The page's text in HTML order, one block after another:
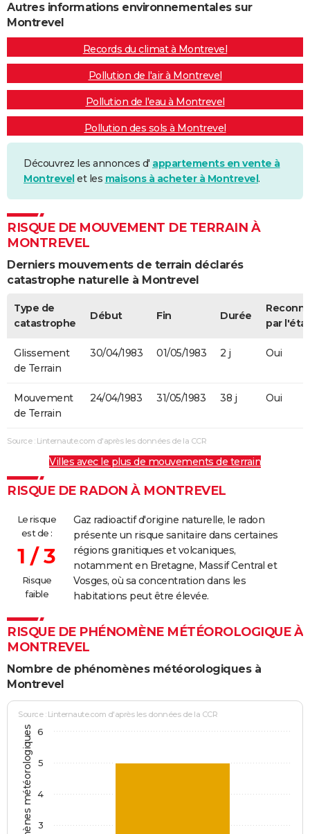
Autres informations environnementales sur
Montrevel
Records du climat à Montrevel
Pollution de l'air à Montrevel
Pollution de l'eau à Montrevel
Pollution des sols à Montrevel
Découvrez les annonces d' appartements en vente à
Montrevel et les maisons à acheter à Montrevel.
RISQUE DE MOUVEMENT DE TERRAIN À
MONTREVEL
Derniers mouvements de terrain déclarés
catastrophe naturelle à Montrevel
Type de
catastrophe
Début Fin Durée
par l'état
Glissement
de Terrain
30/04/1983 01/05/1983 2 j Oui
Mouvement
de Terrain
24/04/1983 31/05/1983 38 j Oui
Source : Linternaute.com d'après les données de la CCR
Villes avec le plus de mouvements de terrain
RISQUE DE RADON À MONTREVEL
Le risque
est de :
1 / 3
Risque
faible
Gaz radioactif d'origine naturelle, le radon
présente un risque sanitaire dans certaines
régions granitiques et volcaniques,
notamment en Bretagne, Massif Central et
Vosges, où sa concentration dans les
habitations peut être élevée.
RISQUE DE PHÉNOMÈNE MÉTÉOROLOGIQUE À
MONTREVEL
Nombre de phénomènes météorologiques à
Montrevel
Source : Linternaute.com d'après les données de la CCR
3
4
5
6